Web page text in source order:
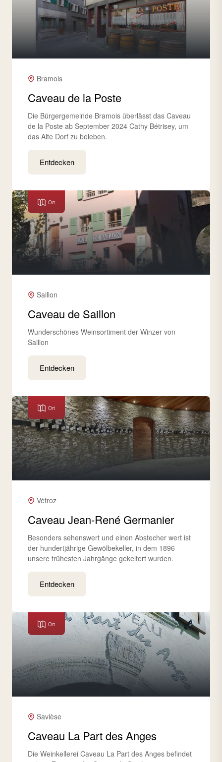
Bramois
Caveau de la Poste
Die Bürgergemeinde Bramois überlässt das Caveau
de la Poste ab September 2024 Cathy Bétrisey, um
das Alte Dorf zu beleben.
Entdecken
Ort
Saillon
Caveau de Saillon
Wunderschönes Weinsortiment der Winzer von
Saillon
Entdecken
Ort
Vétroz
Caveau Jean-René Germanier
Besonders sehenswert und einen Abstecher wert ist
der hundertjährige Gewölbekeller, in dem 1896
unsere frühesten Jahrgänge gekeltert wurden.
Entdecken
Ort
Savièse
Caveau La Part des Anges
Die Weinkellerei Caveau La Part des Anges befindet